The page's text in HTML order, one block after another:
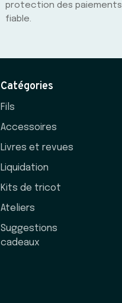
protection des paiements
fiable.
Catégories
Fils
Accessoires
Livres et revues
Liquidation
Kits de tricot
Ateliers
Suggestions
cadeaux